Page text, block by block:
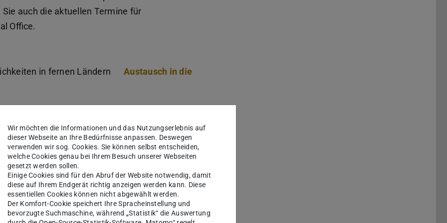
Sie auch die aktuellen Termine für
Office.
in fernen Ländern
Austausch in die
ist es
und alle Möglichkeiten, die
auszuprobieren. Am Ende
bleiben die tollen
Ausflüge und die Kultur in
Wir möchten die Informationen und das Nutzungserlebnis auf
dieser Webseite an Ihre Bedürfnisse anpassen. Deswegen
verwenden wir sog. Cookies. Sie können selbst entscheiden,
welche Cookies genau bei Ihrem Besuch unserer Webseiten
gesetzt werden sollen.
Einige Cookies sind für den Abruf der Website notwendig, damit
diese auf Ihrem Endgerät richtig anzeigen werden kann. Diese
essentiellen Cookies können nicht abgewählt werden.
Der Komfort-Cookie speichert Ihre Spracheinstellung und
bevorzugte Suchmaschine, während „Statistik“ die Auswertung